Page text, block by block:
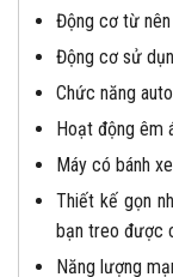
Động cơ từ
Động cơ sử
Chức năng
Hoạt động êm
Máy có bánh
Thiết kế gọn
bạn treo được
Năng lượng